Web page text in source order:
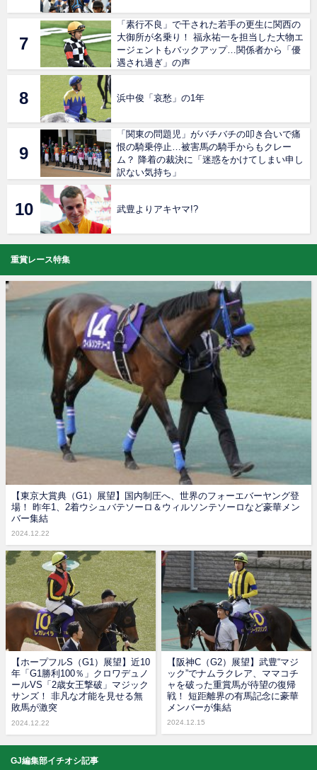
「素行不良」で干された若手の更生に関西の
大御所が名乗り！ 福永祐一を担当した大物エ
ージェントもバックアップ…関係者から「優
遇され過ぎ」の声
浜中俊「哀愁」の1年
「関東の問題児」がバチバチの叩き合いで痛
恨の騎乗停止…被害馬の騎手からもクレー
ム？ 降着の裁決に「迷惑をかけてしまい申し
訳ない気持ち」
武豊よりアキヤマ!?
重賞レース特集
【東京大賞典（G1）展望】国内制圧へ、世界のフォーエバーヤング登
場！ 昨年1、2着ウシュバテソーロ＆ウィルソンテソーロなど豪華メン
バー集結
2024.12.22
【ホープフルS（G1）展望】近10
年「G1勝利100％」クロワデュノ
ールVS「2歳女王撃破」マジック
サンズ！ 非凡な才能を見せる無
敗馬が激突
2024.12.22
【阪神C（G2）展望】武豊“マジ
ック”でナムラクレア、ママコチ
ャを破った重賞馬が待望の復帰
戦！ 短距離界の有馬記念に豪華
メンバーが集結
2024.12.15
GJ編集部イチオシ記事